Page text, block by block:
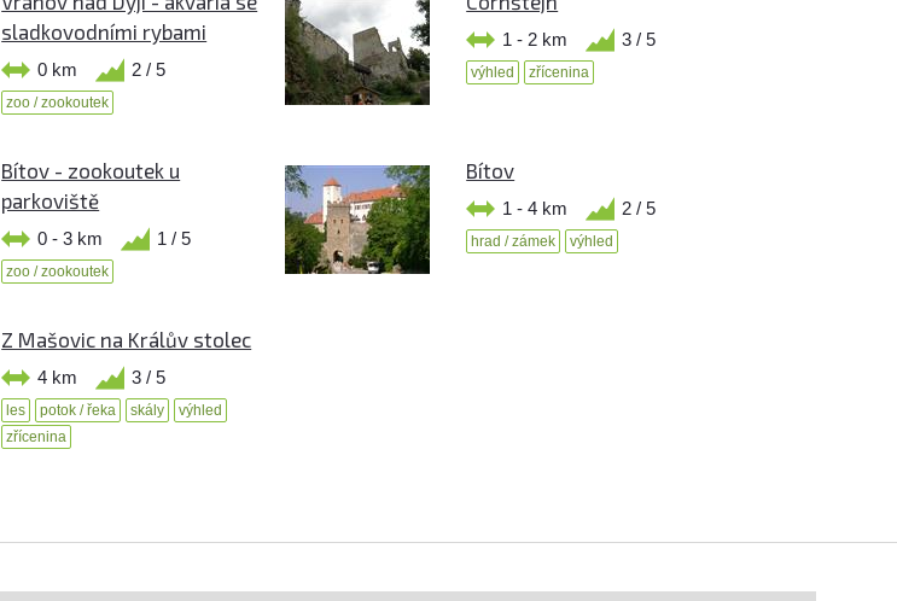
sladkovodními rybami
0 km 2 / 5
zoo / zookoutek
1 - 2 km 3 / 5
výhled zřícenina
Bítov - zookoutek u
parkoviště
0 - 3 km 1 / 5
zoo / zookoutek
Bítov
1 - 4 km 2 / 5
hrad / zámek výhled
Z Mašovic na Králův stolec
4 km 3 / 5
les potok / řeka skály
výhled
zřícenina